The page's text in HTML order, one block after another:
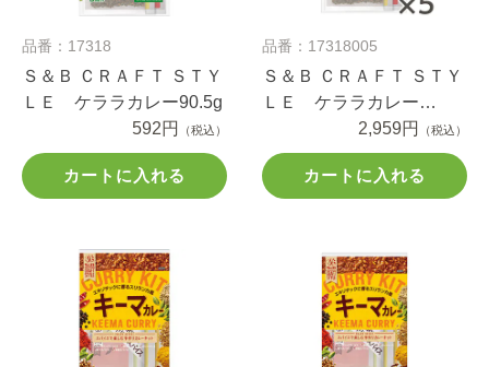
品番：17318
Ｓ＆Ｂ ＣＲＡＦＴ ＳＴＹ
ＬＥ ケララカレー90.5g
592円
（税込）
カートに入れる
品番：17318005
Ｓ＆Ｂ ＣＲＡＦＴ ＳＴＹ
ＬＥ ケララカレー
2,959円 （税込）
カートに入れる